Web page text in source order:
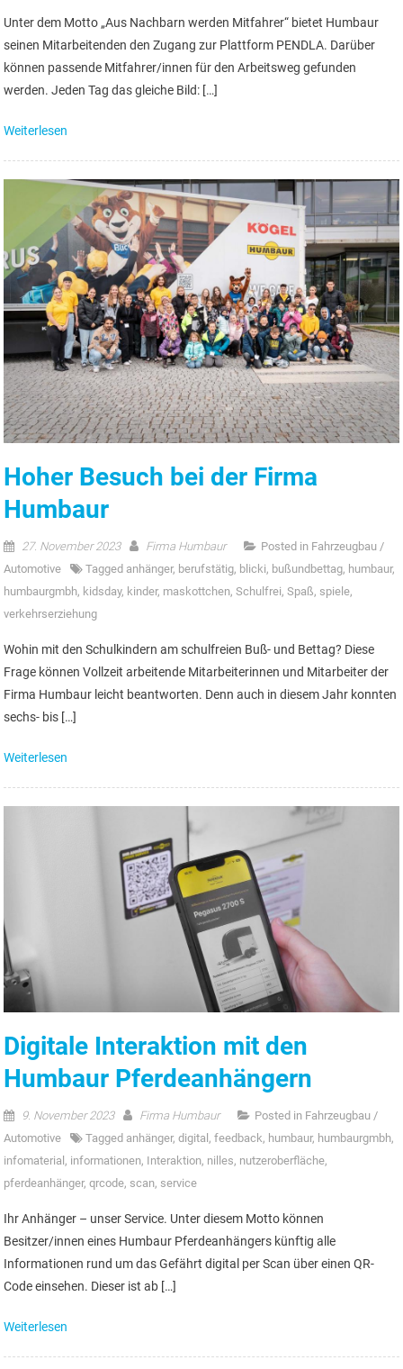
Unter dem Motto „Aus Nachbarn werden Mitfahrer“ bietet Humbaur
seinen Mitarbeitenden den Zugang zur Plattform PENDLA. Darüber
können passende Mitfahrer/innen für den Arbeitsweg gefunden
werden. Jeden Tag das gleiche Bild: […]
Weiterlesen
Hoher Besuch bei der Firma
Humbaur
27. November 2023 Firma Humbaur Posted in Fahrzeugbau /
Automotive
Tagged anhänger, berufstätig, blicki, bußundbettag, humbaur,
humbaurgmbh, kidsday, kinder, maskottchen,Schulfrei,Spaß, spiele,
verkehrserziehung
Wohin mit den Schulkindern am schulfreien Buß- und Bettag? Diese
Frage können Vollzeit arbeitende Mitarbeiterinnen und Mitarbeiter der
Firma Humbaur leicht beantworten. Denn auch in diesem Jahr konnten
sechs- bis […]
Weiterlesen
Digitale Interaktion mit den
Humbaur Pferdeanhängern
9. November 2023 Firma Humbaur Posted in Fahrzeugbau /
Automotive
Tagged anhänger,digital ,feedback, humbaur, humbaurgmbh,
infomaterial , informationen, Interaktion, nilles, nutzeroberfläche,
pferdeanhänger,qrcode, scan, service
Ihr Anhänger – unser Service. Unter diesem Motto können
Besitzer/innen eines Humbaur Pferdeanhängers künftig alle
Informationen rund um das Gefährt digital per Scan über einen QR-
Code einsehen. Dieser ist ab […]
Weiterlesen